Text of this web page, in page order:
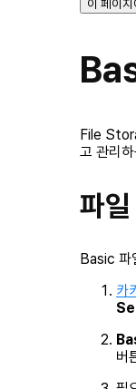
이 페이지
File
고 관리
파
Basic 파
카
버